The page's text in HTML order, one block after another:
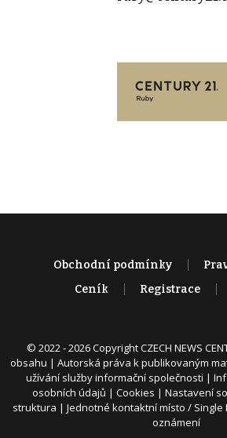
Obchodní podmínky
Ceník
Registrace
© 2022 - 2026 Copyright CZECH NEWS
obsahu | Autorská práva k publikovaným
užívání služby informační společnosti |
osobních údajů | Cookies | Nastavení
struktura | Jednotné kontaktní místo / Single
oznámení